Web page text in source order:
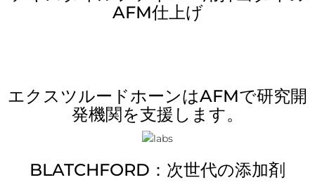
AFM仕上げ
エクスツルードホーンはAFMで研究開
発機関を支援します。
BLATCHFORD：次世代の添加剤